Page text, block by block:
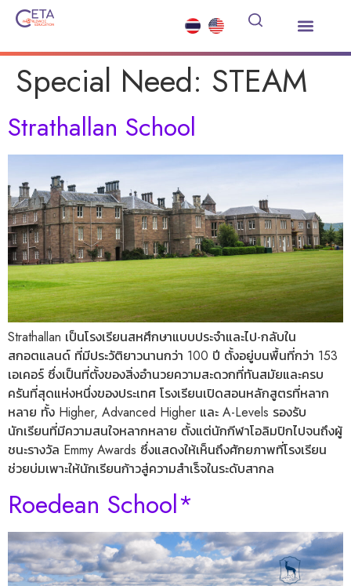
Special Need: STEAM
Strathallan School
Strathallan เป็นโรงเรียนสหศึกษาแบบประจำและไป-กลับใน
สกอตแลนด์ ที่มีประวัติยาวนานกว่า 100 ปี ตั้งอยู่บนพื้นที่กว่า 153
เอเคอร์ ซึ่งเป็นที่ตั้งของสิ่งอำนวยความสะดวกที่ทันสมัยและครบ
ครันที่สุดแห่งหนึ่งของประเทศ โรงเรียนเปิดสอนหลักสูตรที่หลาก
หลาย ทั้ง Higher, Advanced Higher และ A-Levels รองรับ
นักเรียนที่มีความสนใจหลากหลาย ตั้งแต่นักกีฬาโอลิมปิกไปจนถึงผู้
ชนะรางวัล Emmy Awards ซึ่งแสดงให้เห็นถึงศักยภาพที่โรงเรียน
ช่วยบ่มเพาะให้นักเรียนก้าวสู่ความสำเร็จในระดับสากล
Roedean School*